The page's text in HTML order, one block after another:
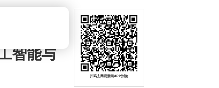
智能与
扫码去网易新闻APP浏览